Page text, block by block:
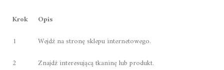
Krok
Opis
1
Wejdź na stronę sklepu internetowego.
2
Znajdź interesującą tkaninę lub produkt.